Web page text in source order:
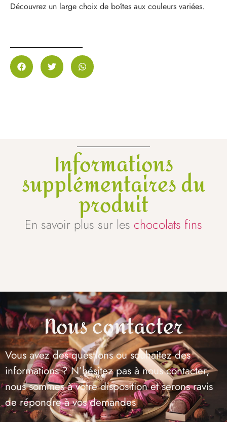
Découvrez un large choix de boîtes aux couleurs variées.
Informations
supplémentaires du
produit
En savoir plus sur les chocolats fins
Nous contacter
Vous avez des questions ou souhaitez des
informations ? N’hésitez pas à nous contacter,
nous sommes à votre disposition et serons ravis
de répondre à vos demandes